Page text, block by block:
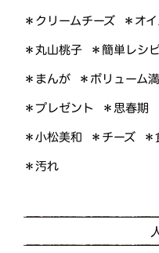
＊クリームチーズ ＊オ
＊丸山桃子 ＊簡単レシ
＊まんが ＊ボリューム
＊プレゼント ＊思春期
＊小松美和 ＊チーズ ＊
＊汚れ